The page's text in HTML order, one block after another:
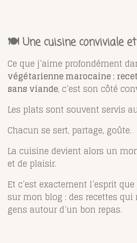
🍽️ Une cuisine conviviale
Ce que j’aime profondément
végétarienne marocaine :
sans viande, c’est son côté
Les plats sont souvent servis
Chacun se sert, partage, goûte.
La cuisine devient alors un
et de plaisir.
Et c’est exactement l’esprit
sur mon blog : des recettes qui
gens autour d’un bon repas.